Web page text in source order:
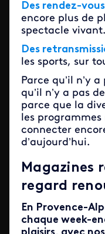
Des rendez-
encore plus de
spectacle vivant.
Des
les sports, sur
Parce qu’il n’y
qu’il n’y a pas
parce que la
les
connecter
d’aujourd’hui.
Magazines
regard
En Provence-
chaque week-